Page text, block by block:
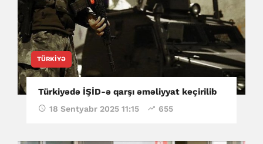
TÜRKIYƏ
Türkiyədə İŞİD-ə qarşı əməliyyat keçirilib
18 Sentyabr 2025 11:15 655